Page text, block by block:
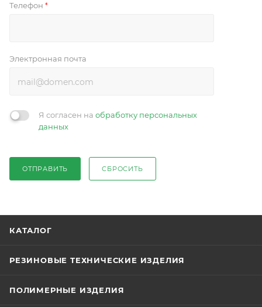
Телефон *
Электронная почта
Я согласен на обработку персональных
данных
ОТПРАВИТЬ СБРОСИТЬ
КАТАЛОГ
РЕЗИНОВЫЕ ТЕХНИЧЕСКИЕ ИЗДЕЛИЯ
ПОЛИМЕРНЫЕ ИЗДЕЛИЯ